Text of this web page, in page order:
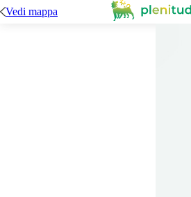
Vedi mappa